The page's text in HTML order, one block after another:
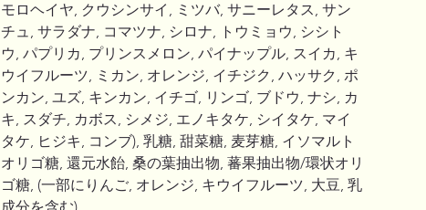
モロヘイヤ, クウシンサイ, ミツバ, サニーレタス, サン
チュ, サラダナ, コマツナ, シロナ, トウミョウ, シシト
ウ, パプリカ, プリンスメロン, パイナップル, スイカ, キ
ウイフルーツ, ミカン, オレンジ, イチジク, ハッサク, ポ
ンカン, ユズ, キンカン, イチゴ, リンゴ, ブドウ, ナシ, カ
キ, スダチ, カボス, シメジ, エノキタケ, シイタケ, マイ
タケ, ヒジキ, コンブ), 乳糖, 甜菜糖, 麦芽糖, イソマルト
オリゴ糖, 還元水飴, 桑の葉抽出物, 蕃果抽出物/環状オリ
ゴ糖, (一部にりんご, オレンジ, キウイフルーツ, 大豆, 乳